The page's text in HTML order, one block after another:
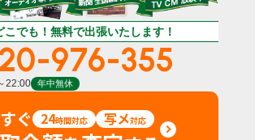
こでも！無料で出張いたします！
976-355
22:00 年中無休
ぐ 24時間対応 写メ対応